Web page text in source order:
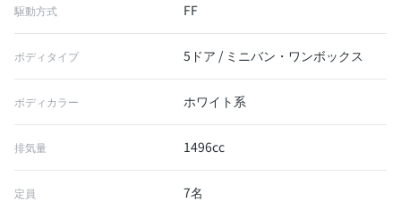
駆動方式 FF
ボディタイプ 5ドア / ミニバン・ワンボックス
ボディカラー ホワイト系
排気量 1496cc
定員 7名